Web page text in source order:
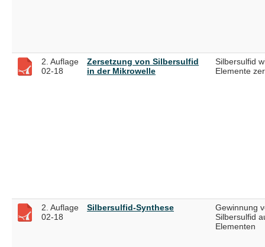
2. Auflage
02-18
Zersetzung von Silbersulfid
in der Mikrowelle
Silbersulfid
Elemente
2. Auflage
02-18
Silbersulfid-Synthese
Gewinnung
Silbersulfid
Elementen